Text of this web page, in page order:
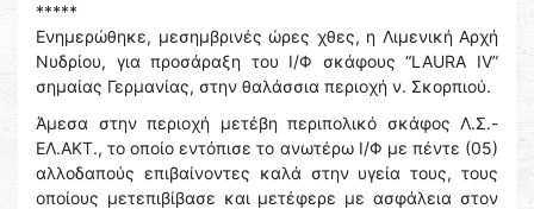
*****
Ενημερώθηκε, μεσημβρινές ώρες χθες, η Λιμενική Αρχή
Νυδρίου, για προσάραξη του Ι/Φ σκάφους “LAURA IV”
σημαίας Γερμανίας, στην θαλάσσια περιοχή ν. Σκορπιού.
Άμεσα στην περιοχή μετέβη περιπολικό σκάφος Λ.Σ.-
ΕΛ.ΑΚΤ., το οποίο εντόπισε το ανωτέρω Ι/Φ με πέντε (05)
αλλοδαπούς επιβαίνοντες καλά στην υγεία τους, τους
οποίους μετεπιβίβασε και μετέφερε με ασφάλεια στον